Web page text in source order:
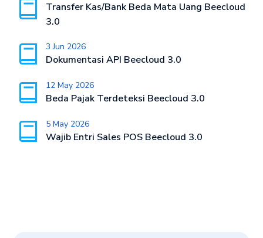
Transfer Kas/Bank Beda Mata Uang Beecloud
3.0
3 Jun 2026
Dokumentasi API Beecloud 3.0
12 May 2026
Beda Pajak Terdeteksi Beecloud 3.0
5 May 2026
Wajib Entri Sales POS Beecloud 3.0